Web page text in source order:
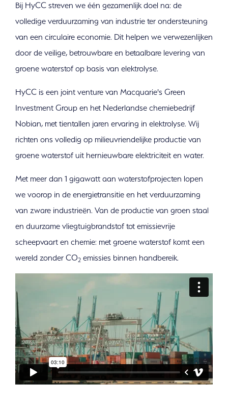
The Hydrogen Chemistry
Company
Bij HyCC streven we één gezamenlijk doel na: de
volledige verduurzaming van industrie ter ondersteuning
van een circulaire economie. Dit helpen we verwezenlijken
door de veilige, betrouwbare en betaalbare levering van
groene waterstof op basis van elektrolyse.
HyCC is een joint venture van Macquarie's Green
Investment Group en het Nederlandse chemiebedrijf
Nobian, met tientallen jaren ervaring in elektrolyse. Wij
richten ons volledig op milieuvriendelijke productie van
groene waterstof uit hernieuwbare elektriciteit en water.
Met meer dan 1 gigawatt aan waterstofprojecten lopen
we voorop in de energietransitie en het verduurzaming
van zware industrieën. Van de productie van groen staal
en duurzame vliegtuigbrandstof tot emissievrije
scheepvaart en chemie: met groene waterstof komt een
wereld zonder CO2 emissies binnen handbereik.